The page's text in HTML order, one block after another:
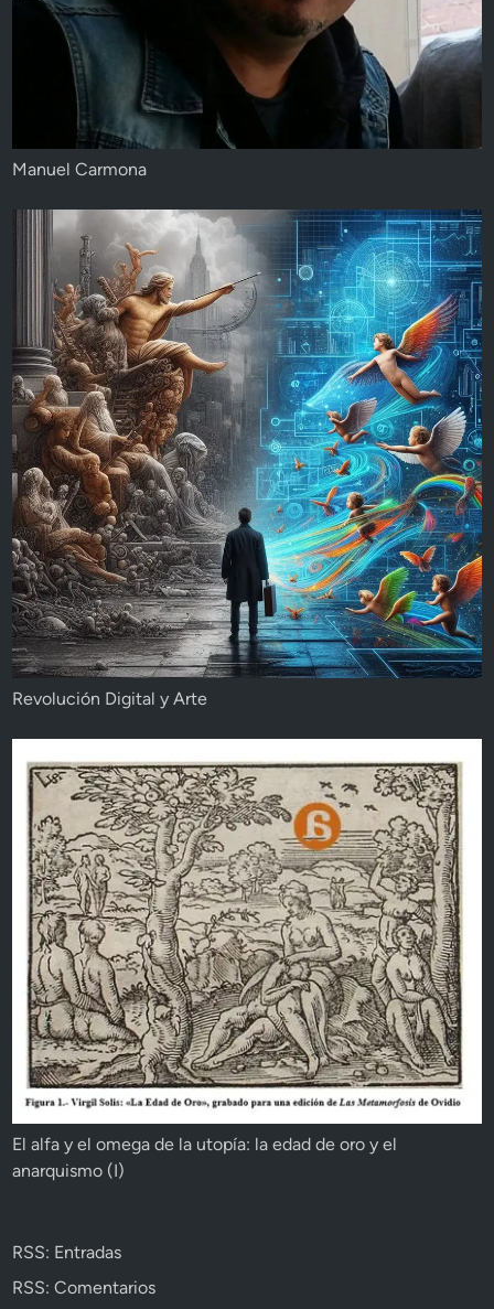
Manuel Carmona
Revolución Digital y Arte
El alfa y el omega de la utopía: la edad de oro y el
anarquismo (I)
RSS: Entradas
RSS: Comentarios